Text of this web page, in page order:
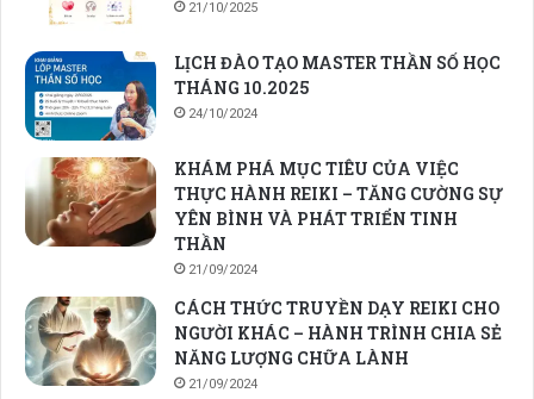
21/10/2025
LỊCH ĐÀO TẠO MASTER THẦN SỐ HỌC
THÁNG 10.2025
24/10/2024
KHÁM PHÁ MỤC TIÊU CỦA VIỆC
THỰC HÀNH REIKI – TĂNG CƯỜNG SỰ
YÊN BÌNH VÀ PHÁT TRIỂN TINH
THẦN
21/09/2024
CÁCH THỨC TRUYỀN DẠY REIKI CHO
NGƯỜI KHÁC – HÀNH TRÌNH CHIA SẺ
NĂNG LƯỢNG CHỮA LÀNH
21/09/2024